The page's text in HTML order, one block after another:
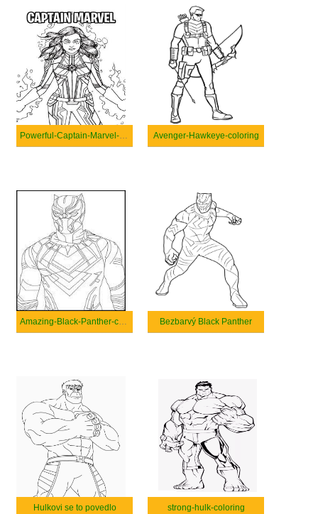
Powerful-Captain-Marvel-coloring Avenger-Hawkeye-coloring
Amazing-Black-Panther-coloring Bezbarvý Black Panther
Hulkovi se to povedlo strong-hulk-coloring